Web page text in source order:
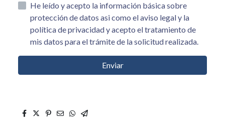
He leído y acepto la información básica sobre
protección de datos asi como el aviso legal y la
política de privacidad y acepto el tratamiento de
mis datos para el trámite de la solicitud realizada.
Enviar